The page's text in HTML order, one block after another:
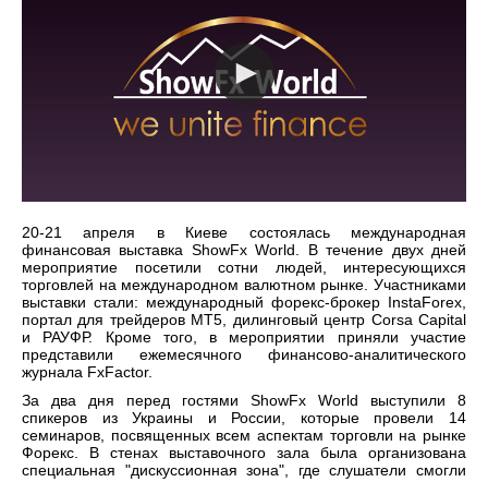
20-21 апреля в Киеве состоялась международная
финансовая выставка ShowFx World. В течение двух дней
мероприятие посетили сотни людей, интересующихся
торговлей на международном валютном рынке. Участниками
выставки стали: международный форекс-брокер InstaForex,
портал для трейдеров МТ5, дилинговый центр Corsa Capital
и РАУФР. Кроме того, в мероприятии приняли участие
представили ежемесячного финансово-аналитического
журнала FxFactor.
За два дня перед гостями ShowFx World выступили 8
спикеров из Украины и России, которые провели 14
семинаров, посвященных всем аспектам торговли на рынке
Форекс. В стенах выставочного зала была организована
специальная "дискуссионная зона", где слушатели смогли